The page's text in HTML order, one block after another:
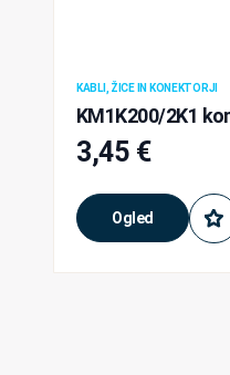
KABLI, ŽICE IN KONEKTORJI
KM1K200/2K1
Ogled
3,45 €